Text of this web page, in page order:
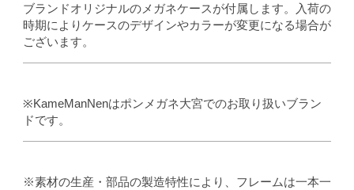
ブランドオリジナルのメガネケースが付属します。入荷の
時期によりケースのデザインやカラーが変更になる場合が
ございます。
※KameManNenはポンメガネ大宮でのお取り扱いブラン
ドです。
※素材の生産・部品の製造特性により、フレームは一本一